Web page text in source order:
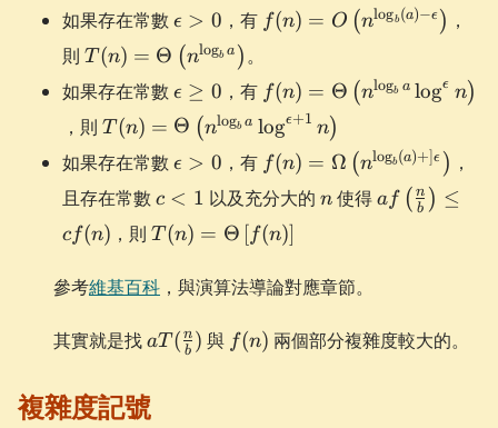
如果存在常數 \epsilon
> 0
ϵ > 0 ，有 f(n) =
O\left(n^{\log_{b}
\right)
f(n) = O (nlogb (a)−ϵ ) ，
則 T(n) =
\Theta\left(n^{\log_{b}a}\right)
T (n) = Θ (nlogb a )。
如果存在常數 \epsilon
\ge 0
ϵ ≥ 0 ，有 f(n) =
\log^{\epsilon}n\right)
f(n) = Θ (nlogb a logϵ n)
，則 T(n) =
\Theta\left(n^{\log_{b}a}
\log^{\epsilon+1}n\right)
T (n) = Θ (nlogb a logϵ+1 n)
如果存在常數 \epsilon
ϵ > 0 ，有 f(n) =
(a)+]\epsilon} \right)
f(n) = Ω (nlogb (a)+ ϵ ) ，
且存在常數 c
1
c < 1 以及充分大的 n
n使得
{b} \right)
af ( b
n ) ≤
cf(n) ，則T(n) =
\Theta\left[f(n)\right]
T(n) = Θ [f(n)]
參考維基百科 ，與演算法導論對應章節。
其實就是找 aT(\frac{n}
{b})
aT ( b
n ) 與 f(n)
f(n) 兩個部分複雜度較大的。
複雜度記號